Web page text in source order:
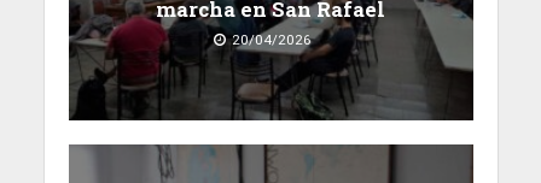
marcha en San Rafael
20/04/2026